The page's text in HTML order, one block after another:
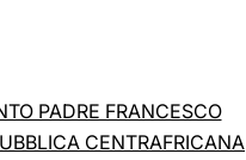
PADRE FRANCESCO
CENTRAFRICANA